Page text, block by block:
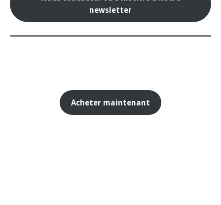
newsletter
Acheter maintenant